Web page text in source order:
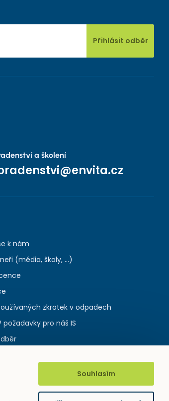
Přihlásit odběr
a školení
k nám
(média, školy, ...)
zkratek v odpadech
požadavky pro náš IS
Souhlasím